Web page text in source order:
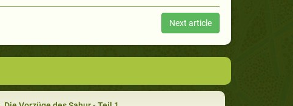
Next article